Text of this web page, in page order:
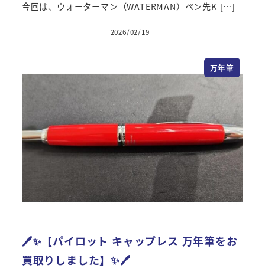
今回は、ウォーターマン（WATERMAN）ペン先K […]
2026/02/19
万年筆
🖊️✨【パイロット キャップレス 万年筆をお
買取りしました】✨🖊️